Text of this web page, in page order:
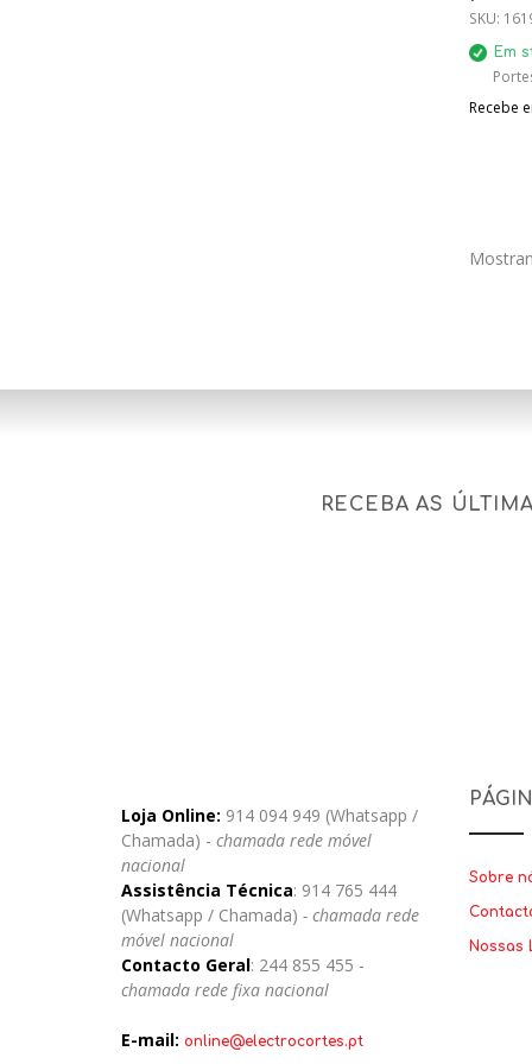
J, S
SKU:
Em
Recebe
RECEBA AS
Loja Online: 914 094 949 (Whatsapp /
Chamada) - chamada rede móvel
nacional
Assistência Técnica: 914 765 444
(Whatsapp / Chamada) - chamada rede
móvel nacional
Contacto Geral: 244 855 455 -
chamada rede fixa nacional
E-mail: online@electrocortes.pt
Sobre
Nossas